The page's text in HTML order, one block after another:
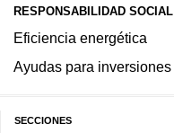
RESPONSABILIDAD SOCIAL
Eficiencia energética
Ayudas para inversiones
SECCIONES